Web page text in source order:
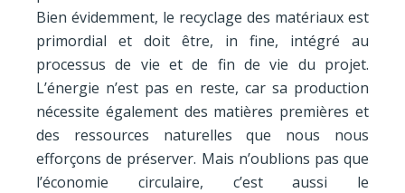
Bien évidemment, le recyclage des matériaux est
primordial et doit être, in fine, intégré au
processus de vie et de fin de vie du projet.
L’énergie n’est pas en reste, car sa production
nécessite également des matières premières et
des ressources naturelles que nous nous
efforçons de préserver. Mais n’oublions pas que
l’économie circulaire, c’est aussi le